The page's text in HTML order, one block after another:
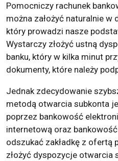
Pomocniczy rachunek
można założyć naturalnie w
który prowadzi nasze
Wystarczy złożyć ustną
banku, który w kilka minut
dokumenty, które należy
Jednak zdecydowanie
metodą otwarcia subkonta
poprzez bankowość
internetową oraz
odszukać zakładkę z ofertą
złożyć dyspozycje